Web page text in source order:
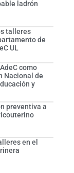
ladrón
talleres
de
UL
como
Nacional de
y
preventiva a
en el